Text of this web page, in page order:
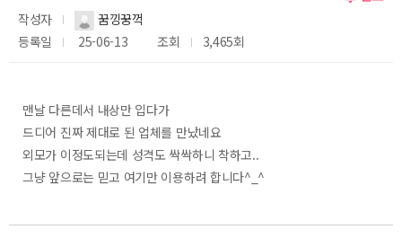
작성자
꿈낑꿍꺽
등록일
25-06-13 조회 3,465회
맨날 다른데서 내상만 입다가
드디어 진짜 제대로 된 업체를 만났네요
외모가 이정도되는데 성격도 싹싹하니 착하고..
그냥 앞으로는 믿고 여기만 이용하려 합니다^_^